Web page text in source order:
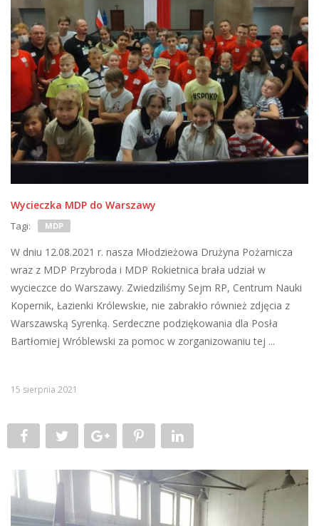
Wycieczka MDP do Warszawy
Tagi: MDP
W dniu 12.08.2021 r. nasza Młodzieżowa Drużyna Pożarnicza
wraz z MDP Przybroda i MDP Rokietnica brała udział w
wycieczce do Warszawy. Zwiedziliśmy Sejm RP, Centrum Nauki
Kopernik, Łazienki Królewskie, nie zabrakło również zdjęcia z
Warszawską Syrenką. Serdeczne podziękowania dla Posła
Bartłomiej Wróblewski za pomoc w zorganizowaniu tej ...
15 sierpnia 2021